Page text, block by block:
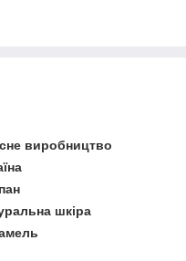
виробництво
шкіра